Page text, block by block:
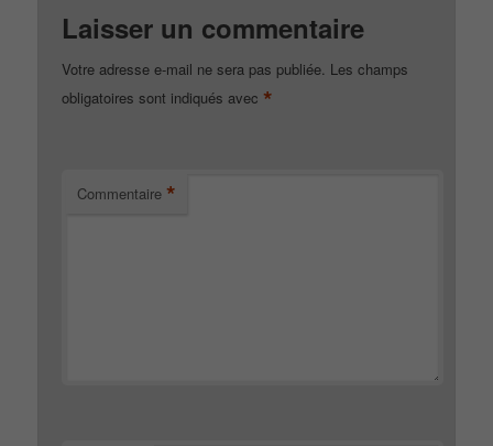
Laisser un commentaire
Votre adresse e-mail ne sera pas publiée. Les champs
obligatoires sont indiqués avec *
Commentaire *